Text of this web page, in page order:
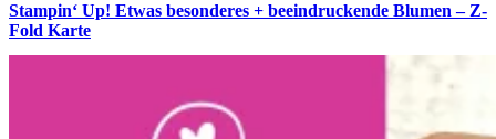
Stampin‘ Up! Etwas besonderes + beeindruckende Blumen – Z-
Fold Karte